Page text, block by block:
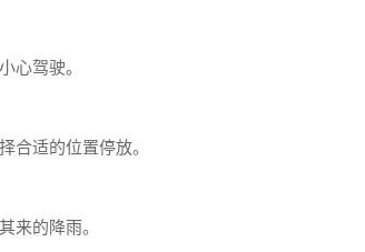
心驾驶。
合适的位置停放。
来的降雨。